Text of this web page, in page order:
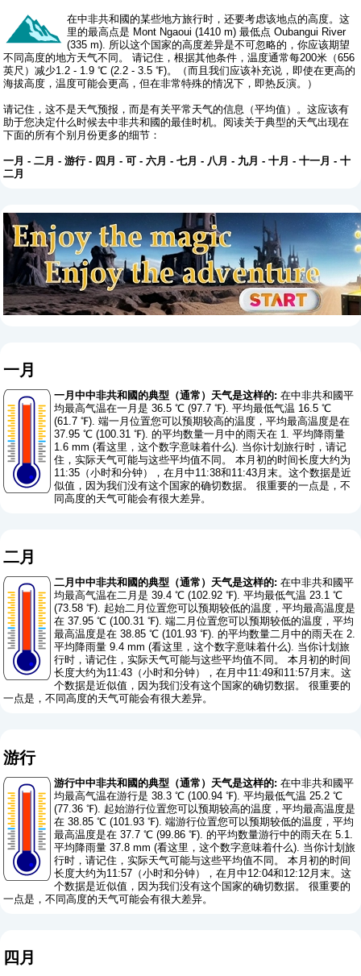
在中非共和國的某些地方旅行时，还要考虑该地点的高度。这
里的最高点是 Mont Ngaoui (1410 m) 最低点 Oubangui River
(335 m). 所以这个国家的高度差异是不可忽略的，你应该期望
不同高度的地方天气不同。 请记住，根据其他条件，温度通常每200米（656
英尺）减少1.2 - 1.9 ℃ (2.2 - 3.5 ℉)。（而且我们应该补充说，即使在更高的
海拔高度，温度可能会更高，但在非常特殊的情况下，即热反演。）
请记住，这不是天气预报，而是有关平常天气的信息（平均值）。这应该有
助于您决定什么时候去中非共和國的最佳时机。阅读关于典型的天气出现在
下面的所有个别月份更多的细节：
一月 -二月 -游行- 四月 -可 -六月 -七月 - 八月 - 九月 -十月 -十一月 -十
二月
一月
一月中中非共和國的典型（通常）天气是这样的: 在中非共和國平
均最高气温在一月是 36.5 ℃ (97.7 ℉). 平均最低气温 16.5 ℃
(61.7 ℉). 端一月位置您可以预期较高的温度，平均最高温度是在
37.95 ℃ (100.31 ℉). 的平均数量一月中的雨天在 1. 平均降雨量
1.6 mm (看这里，这个数字意味着什么). 当你计划旅行时，请记
住，实际天气可能与这些平均值不同。 本月初的时间长度大约为
11:35（小时和分钟），在月中11:38和11:43月末。这个数据是近
似值，因为我们没有这个国家的确切数据。 很重要的一点是，不
同高度的天气可能会有很大差异。
二月
二月中中非共和國的典型（通常）天气是这样的: 在中非共和國平
均最高气温在二月是 39.4 ℃ (102.92 ℉). 平均最低气温 23.1 ℃
(73.58 ℉). 起始二月位置您可以预期较低的温度，平均最高温度是
在 37.95 ℃ (100.31 ℉). 端二月位置您可以预期较低的温度，平均
最高温度是在 38.85 ℃ (101.93 ℉). 的平均数量二月中的雨天在 2.
平均降雨量 9.4 mm (看这里，这个数字意味着什么). 当你计划旅
行时，请记住，实际天气可能与这些平均值不同。 本月初的时间
长度大约为11:43（小时和分钟），在月中11:49和11:57月末。这
个数据是近似值，因为我们没有这个国家的确切数据。 很重要的
一点是，不同高度的天气可能会有很大差异。
游行
游行中中非共和國的典型（通常）天气是这样的: 在中非共和國平
均最高气温在游行是 38.3 ℃ (100.94 ℉). 平均最低气温 25.2 ℃
(77.36 ℉). 起始游行位置您可以预期较高的温度，平均最高温度是
在 38.85 ℃ (101.93 ℉). 端游行位置您可以预期较低的温度，平均
最高温度是在 37.7 ℃ (99.86 ℉). 的平均数量游行中的雨天在 5.1.
平均降雨量 37.8 mm (看这里，这个数字意味着什么). 当你计划旅
行时，请记住，实际天气可能与这些平均值不同。 本月初的时间
长度大约为11:57（小时和分钟），在月中12:04和12:12月末。这
个数据是近似值，因为我们没有这个国家的确切数据。 很重要的
一点是，不同高度的天气可能会有很大差异。
四月